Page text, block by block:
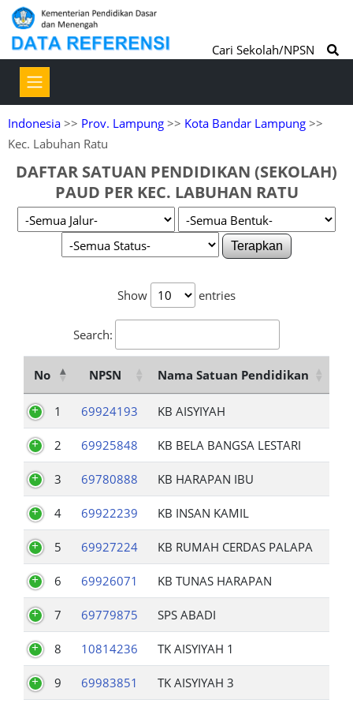
Cari Sekolah/NPSN
Indonesia >> Prov. Lampung >> Kota Bandar Lampung >>
Kec. Labuhan Ratu
DAFTAR SATUAN PENDIDIKAN (SEKOLAH)
PAUD PER KEC. LABUHAN RATU
Terapkan
Show entries
Search:
No NPSN Nama Satuan Pendidikan
1 69924193 KB AISYIYAH
2 69925848 KB BELA BANGSA LESTARI
3 69780888 KB HARAPAN IBU
4 69922239 KB INSAN KAMIL
5 69927224 KB RUMAH CERDAS PALAPA
6 69926071 KB TUNAS HARAPAN
7 69779875 SPS ABADI
8 10814236 TK AISYIYAH 1
9 69983851 TK AISYIYAH 3